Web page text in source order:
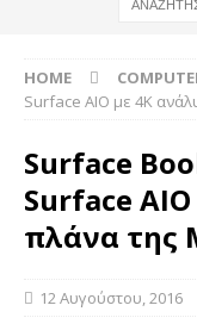
HOME
Surface AIO με 4K
Surface
Surface
πλάνα της
12 Αυγούστου, 2016